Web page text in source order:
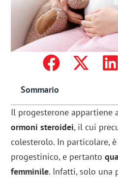
Sommario
Il progesterone appartiene
ormoni steroidei, il cui
colesterolo. In particolare,
progestinico, e pertanto
femminile. Infatti, solo una